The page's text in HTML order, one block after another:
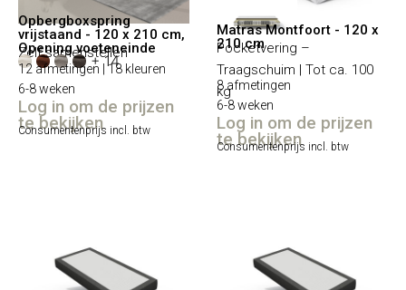
Opbergboxspring
vrijstaand - 120 x 210 cm,
Opening voeteneinde
Zelf samenstellen
+ 14
12 afmetingen | 18 kleuren
6-8 weken
Log in om de prijzen
te bekijken
Consumentenprijs incl. btw
Matras Montfoort - 120 x
210 cm
Pocketvering –
Traagschuim | Tot ca. 100
kg
8 afmetingen
6-8 weken
Log in om de prijzen
te bekijken
Consumentenprijs incl. btw